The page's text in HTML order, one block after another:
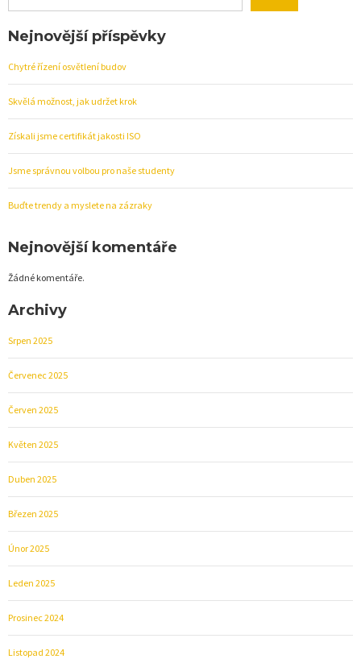
Nejnovější příspěvky
Chytré řízení osvětlení budov
Skvělá možnost, jak udržet krok
Získali jsme certifikát jakosti ISO
Jsme správnou volbou pro naše studenty
Buďte trendy a myslete na zázraky
Nejnovější komentáře
Žádné komentáře.
Archivy
Srpen 2025
Červenec 2025
Červen 2025
Květen 2025
Duben 2025
Březen 2025
Únor 2025
Leden 2025
Prosinec 2024
Listopad 2024